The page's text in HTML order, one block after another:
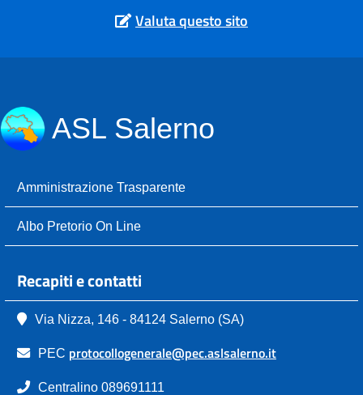
Valuta questo sito
ASL Salerno
Amministrazione Trasparente
Albo Pretorio On Line
Recapiti e contatti
Via Nizza, 146 - 84124 Salerno (SA)
PEC protocollogenerale@pec.aslsalerno.it
Centralino 089691111